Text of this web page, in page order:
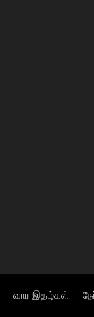
வார இதழ்கள்